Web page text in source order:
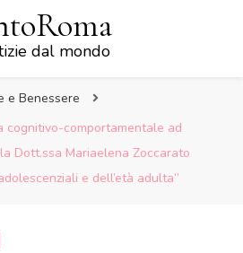
dal mondo
e Benessere
cognitivo-comportamentale ad
Dott.ssa Mariaelena Zoccarato
e dell’età adulta”